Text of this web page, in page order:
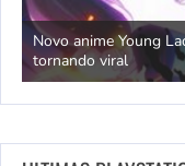
Novo anime Young
tornando viral